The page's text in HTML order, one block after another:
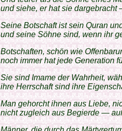
und siehe, er hat sie
Seine Botschaft ist sein Quran
und seine Söhne sind, wenn ihr
Botschaften, schön wie
noch immer hat jede Generation
Sie sind Imame der Wahrheit,
ihre Herrschaft sind ihre
Man gehorcht ihnen aus Liebe,
nicht zugleich aus Begierde —